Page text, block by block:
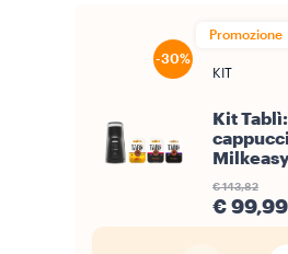
Promozione
-30%
KIT
Kit Tablì:
€ 143,82
€ 99,99